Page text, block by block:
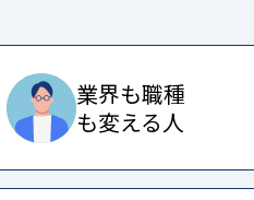
業界も職種
も変える人